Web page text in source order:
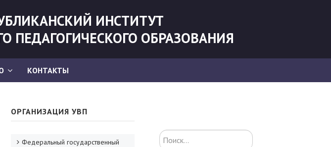
ИНСТИТУТ
ПЕДАГОГИЧЕСКОГО ОБРАЗОВАНИЯ
КОНТАКТЫ
ОРГАНИЗАЦИЯ УВП
Федеральный государственный
Искать...